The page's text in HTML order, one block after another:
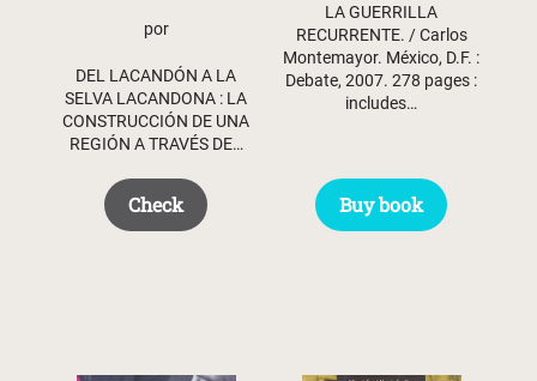
por
DEL LACANDÓN A LA
SELVA LACANDONA : LA
CONSTRUCCIÓN DE UNA
REGIÓN A TRAVÉS DE…
Check
LA GUERRILLA
RECURRENTE. / Carlos
Montemayor. México, D.F. :
Debate, 2007. 278 pages :
includes…
Buy book